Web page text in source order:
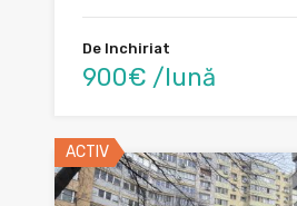
De Inchiriat
900€ /lună
ACTIV